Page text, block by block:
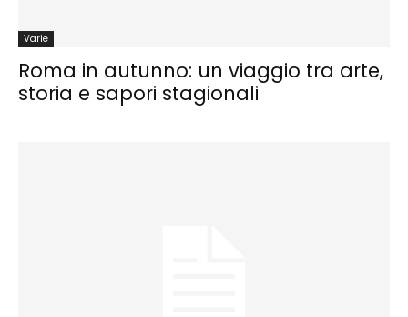
Varie
Roma in autunno: un viaggio tra arte,
storia e sapori stagionali